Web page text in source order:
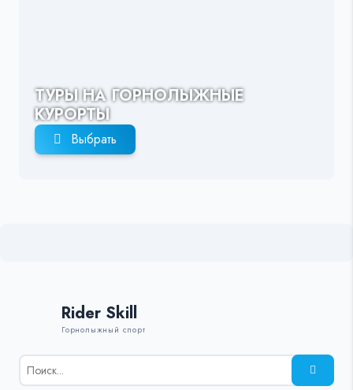
ТУРЫ НА ГОРНОЛЫЖНЫЕ
КУРОРТЫ
Выбрать
Rider Skill
Горнолыжный спорт
Результаты
поиска